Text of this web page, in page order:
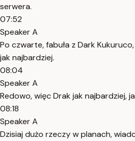
serwera.
07:52
Speaker A
Po czwarte, fabuła z Dark
jak najbardziej.
08:04
Speaker A
Redowo, więc Drak jak najbardziej,
08:18
Speaker A
Dzisiaj dużo rzeczy w planach,